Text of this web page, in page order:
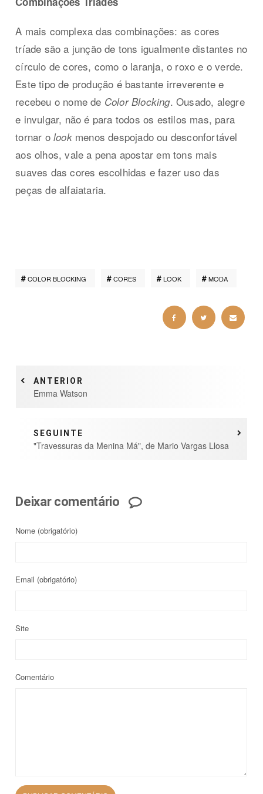
A mais complexa das combinações: as cores
tríade são a junção de tons igualmente distantes no
círculo de cores, como o laranja, o roxo e o verde.
Este tipo de produção é bastante irreverente e
recebeu o nome de Color Blocking. Ousado, alegre
e invulgar, não é para todos os estilos mas, para
tornar olookmenos despojado ou desconfortável
aos olhos, vale a pena apostar em tons mais
suaves das cores escolhidas e fazer uso das
peças de alfaiataria.
COLOR BLOCKING CORES LOOK MODA
ANTERIOR
Emma Watson
SEGUINTE
"Travessuras da Menina Má", de Mario Vargas Llosa
Deixar comentário
Nome (obrigatório)
Email (obrigatório)
Site
Comentário